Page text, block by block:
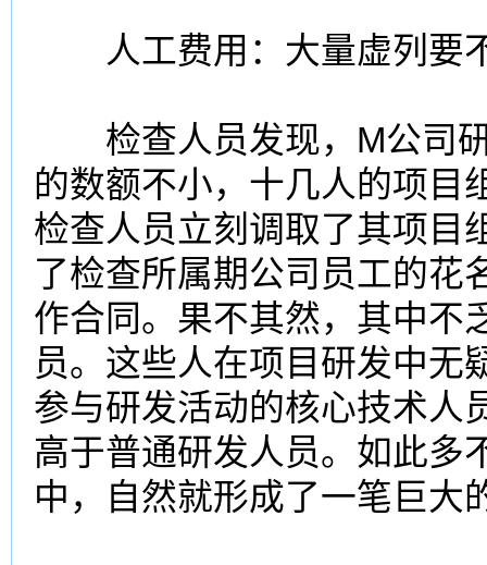
人工费用：大量虚列要
检查人员发现，M公司研
的数额不小，十几人的项目
检查人员立刻调取了其项目
了检查所属期公司员工的花
作合同。果不其然，其中不
员。这些人在项目研发中无
参与研发活动的核心技术人
高于普通研发人员。如此多
中，自然就形成了一笔巨大